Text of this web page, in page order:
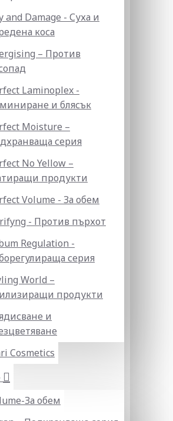
and Damage - Суха и
коса
– Против
Laminoplex -
и блясък
Moisture –
серия
No Yellow –
продукти
Volume - За обем
- Против пърхот
Regulation -
серия
World –
продукти
и
Cosmetics
За обем